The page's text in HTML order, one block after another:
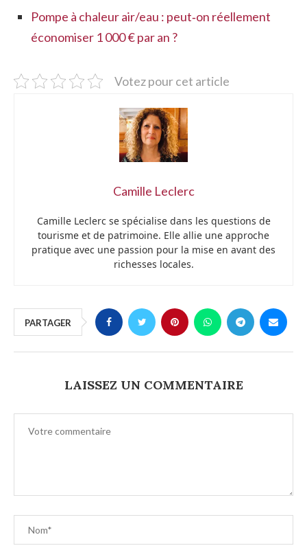
Pompe à chaleur air/eau : peut‑on réellement
économiser 1 000 € par an ?
Votez pour cet article
Camille Leclerc
Camille Leclerc se spécialise dans les questions de
tourisme et de patrimoine. Elle allie une approche
pratique avec une passion pour la mise en avant des
richesses locales.
PARTAGER
LAISSEZ UN COMMENTAIRE